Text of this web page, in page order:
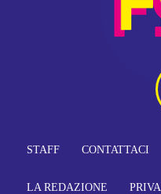
STAFF CONTATTACI
LA REDAZIONE